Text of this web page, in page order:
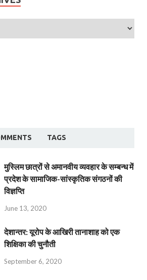
TAGS
मुस्लिम छात्रों से अमानवीय व्यवहार के सम्बन्ध में
प्रदेश के सामाजिक-सांस्कृतिक संगठनों की
विज्ञप्ति
June 13, 2020
देशान्‍तर: यूरोप के आखिरी तानाशाह को एक
शिक्षिका की चुनौती
September 6, 2020